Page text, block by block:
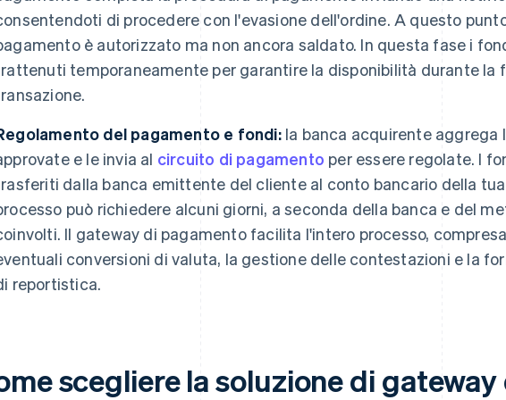
di procedere con l'evasione dell'ordine. A questo
è autorizzato ma non ancora saldato. In questa fase i
temporaneamente per garantire la disponibilità durante la
del pagamento e fondi:la banca acquirente aggrega
e le invia al circuito di pagamento per essere regolate. I
dalla banca emittente del cliente al conto bancario della
può richiedere alcuni giorni, a seconda della banca e del
Il gateway di pagamento facilita l'intero processo,
conversioni di valuta, la gestione delle contestazioni e la
reportistica.
scegliere la soluzione di gateway